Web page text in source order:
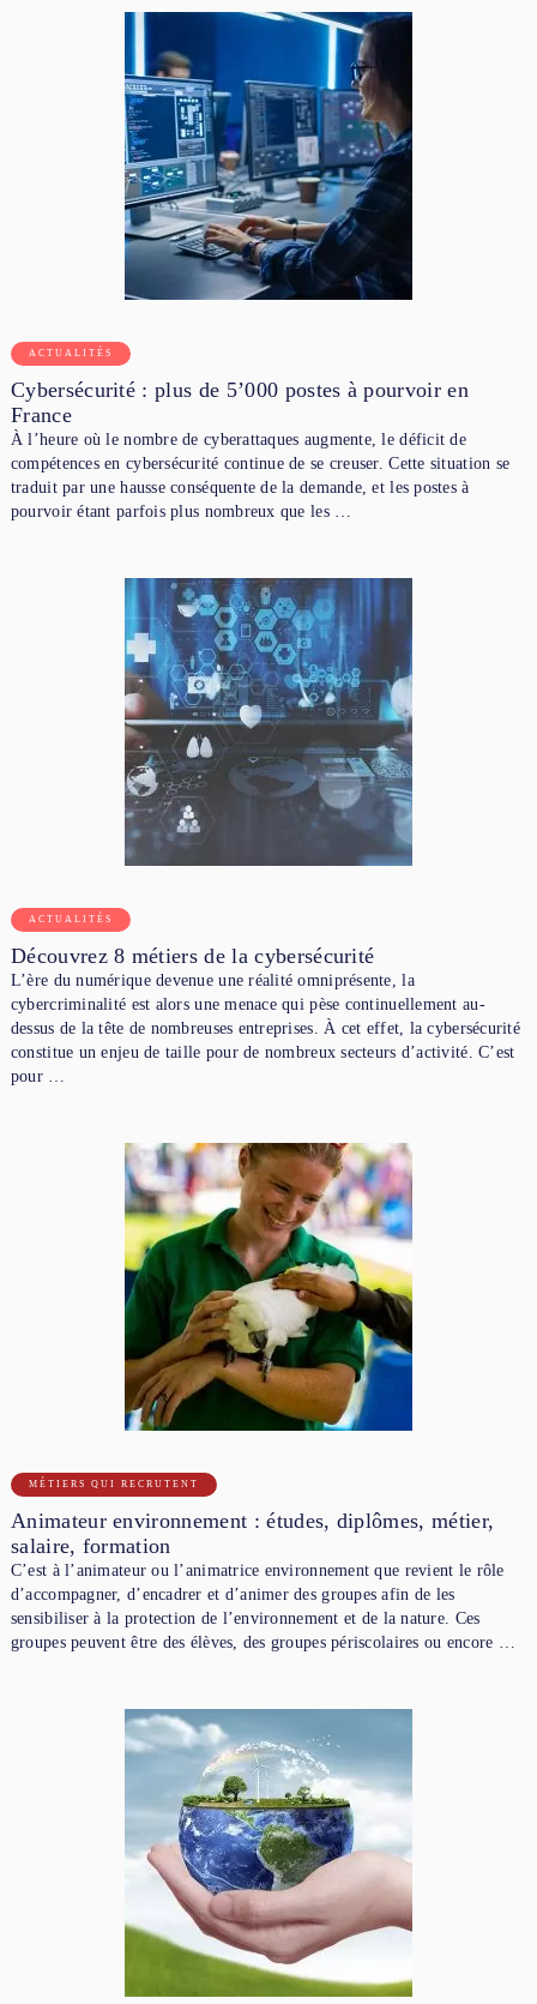
ACTUALITÉS
Cybersécurité : plus de 5’000 postes à pourvoir en
France
À l’heure où le nombre de cyberattaques augmente, le déficit de
compétences en cybersécurité continue de se creuser. Cette situation se
traduit par une hausse conséquente de la demande, et les postes à
pourvoir étant parfois plus nombreux que les …
ACTUALITÉS
Découvrez 8 métiers de la cybersécurité
L’ère du numérique devenue une réalité omniprésente, la
cybercriminalité est alors une menace qui pèse continuellement au-
dessus de la tête de nombreuses entreprises. À cet effet, la cybersécurité
constitue un enjeu de taille pour de nombreux secteurs d’activité. C’est
pour …
MÉTIERS QUI RECRUTENT
Animateur environnement : études, diplômes, métier,
salaire, formation
C’est à l’animateur ou l’animatrice environnement que revient le rôle
d’accompagner, d’encadrer et d’animer des groupes afin de les
sensibiliser à la protection de l’environnement et de la nature. Ces
groupes peuvent être des élèves, des groupes périscolaires ou encore …